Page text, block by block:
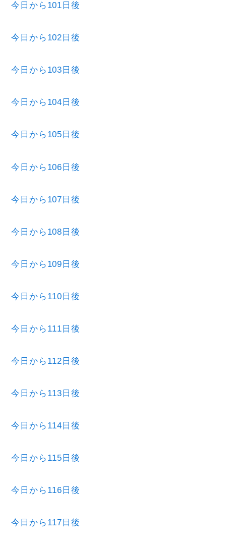
今日から101日後
今日から102日後
今日から103日後
今日から104日後
今日から105日後
今日から106日後
今日から107日後
今日から108日後
今日から109日後
今日から110日後
今日から111日後
今日から112日後
今日から113日後
今日から114日後
今日から115日後
今日から116日後
今日から117日後